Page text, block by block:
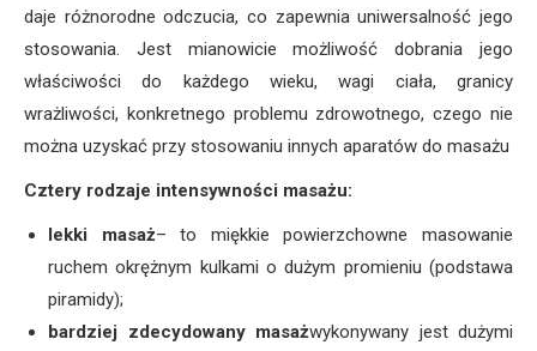
daje różnorodne odczucia, co zapewnia uniwersalność jego
stosowania. Jest mianowicie możliwość dobrania jego
właściwości do każdego wieku, wagi ciała, granicy
wrażliwości, konkretnego problemu zdrowotnego, czego nie
można uzyskać przy stosowaniu innych aparatów do masażu
Cztery rodzaje intensywności masażu:
lekki masaż– to miękkie powierzchowne masowanie
ruchem okrężnym kulkami o dużym promieniu (podstawa
piramidy);
bardziej zdecydowany masażwykonywany jest dużymi